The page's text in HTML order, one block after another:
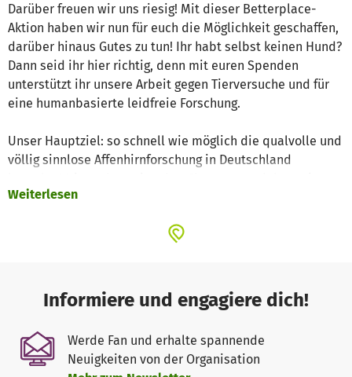
Darüber freuen wir uns riesig! Mit dieser Betterplace-
Aktion haben wir nun für euch die Möglichkeit geschaffen,
darüber hinaus Gutes zu tun! Ihr habt selbst keinen Hund?
Dann seid ihr hier richtig, denn mit euren Spenden
unterstützt ihr unsere Arbeit gegen Tierversuche und für
eine humanbasierte leidfreie Forschung.
Unser Hauptziel: so schnell wie möglich die qualvolle und
völlig sinnlose Affenhirnforschung in Deutschland
Kurzem einen TV-Bericht initiieren konnten, der die
öffentlichen Aufschrei auslöste. Zudem werden wir uns
Politikkreisen, an Schulen und Universitäten sowie auf der
Straße Wissen vermitteln. Denn nur, wenn die Menschen
wissen, was hinter den verschlossenen Türen der
Tierversuchslabore geschieht, wenn sie erfahren, wie sehr
Tiere gequält werden, ohne dass es für uns Menschen
Weiterlesen
Informiere und engagiere dich!
Werde Fan und erhalte spannende
Neuigkeiten von der Organisation